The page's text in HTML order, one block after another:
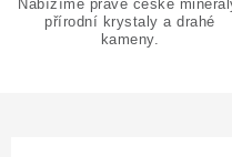
Nabízíme pravé české
přírodní krystaly a drahé
kameny.